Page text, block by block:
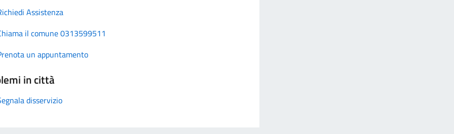
Assistenza
il comune 0313599511
un appuntamento
in città
disservizio